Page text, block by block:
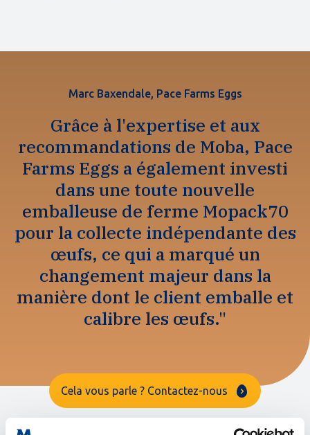
Marc Baxendale, Pace Farms Eggs
Grâce à l'expertise et aux
recommandations de Moba, Pace
Farms Eggs a également investi
dans une toute nouvelle
emballeuse de ferme Mopack70
pour la collecte indépendante des
œufs, ce qui a marqué un
changement majeur dans la
manière dont le client emballe et
calibre les œufs."
Cela vous parle ? Contactez-nous